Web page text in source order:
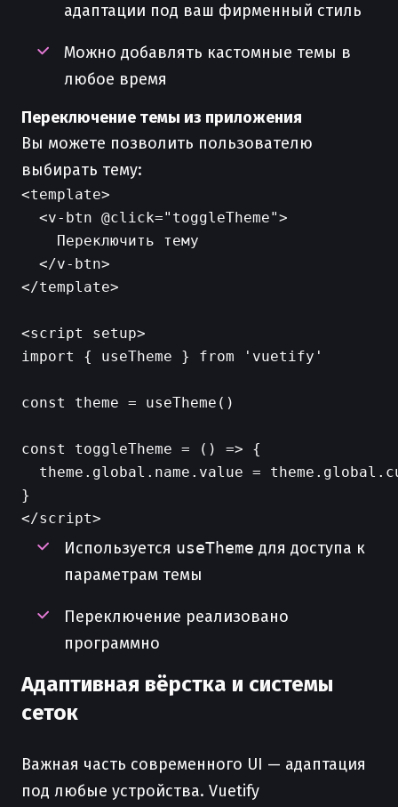
адаптации под ваш фирменный стиль
Можно добавлять кастомные темы в
любое время
Переключение темы из приложения
Вы можете позволить пользователю
выбирать тему:
<template>
  <v-btn @click="toggleTheme">
    Переключить тему
  </v-btn>
</template>
<script setup>
import { useTheme } from 'vuetify'
const theme = useTheme()
const toggleTheme = () => {
theme.global.name.value =
}
Используется useTheme для доступа к
параметрам темы
Переключение реализовано
программно
Адаптивная вёрстка и системы
сеток
Важная часть современного UI — адаптация
под любые устройства. Vuetify